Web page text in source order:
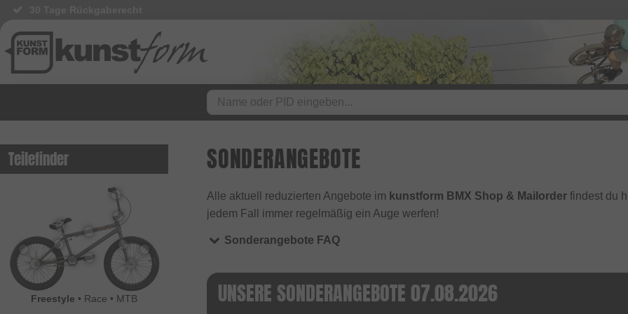
Teilefinder
Freestyle • Race • MTB
SONDERANGEBOTE
Alle aktuell reduzierten Angebote im kunstform BMX Shop & Mailorder findest du
jedem Fall immer regelmäßig ein Auge werfen!
Sonderangebote FAQ
UNSERE SONDERANGEBOTE 07.08.2026